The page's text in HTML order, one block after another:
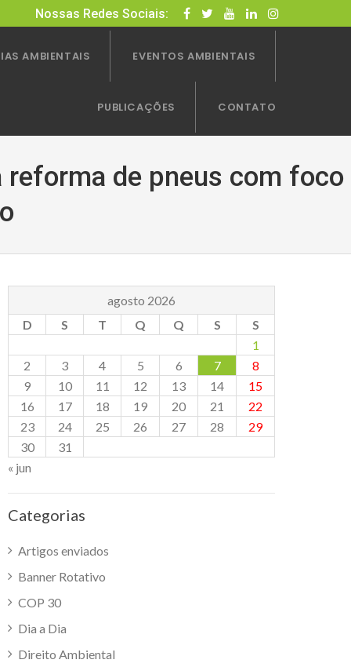
Nossas Redes Sociais:
AMBIENTAIS EVENTOS AMBIENTAIS
PUBLICAÇÕES CONTATO
de pneus com foco
agosto 2026
D
S T Q Q S
S
1
2
3 4 5 6 7
8
9
10 11 12 13 14
15
16
17 18 19 20 21
22
23
24 25 26 27 28
29
30
31
« jun
Categorias
Artigos enviados
Banner Rotativo
COP 30
Dia a Dia
Direito Ambiental